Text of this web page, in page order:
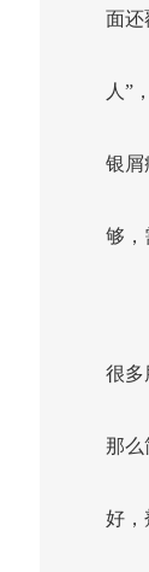
面还
人”
银屑
够，
很多
那么
好，